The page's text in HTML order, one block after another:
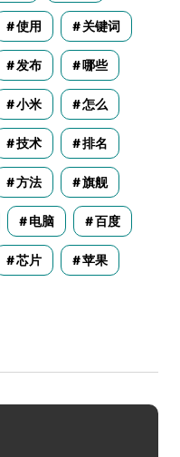
使用 关键词
发布 哪些
小米 怎么
技术 排名
方法 旗舰
电脑 百度
芯片 苹果